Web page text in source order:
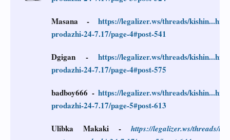
Masana - https://legalizer.ws/threads/
prodazhi-24-7.17/page-4#post-541
Dgigan - https://legalizer.ws/threads/
prodazhi-24-7.17/page-4#post-575
badboy666 - https://legalizer.ws/threads/
prodazhi-24-7.17/page-5#post-613
Ulibka Makaki -
https://legalizer.ws/threads/